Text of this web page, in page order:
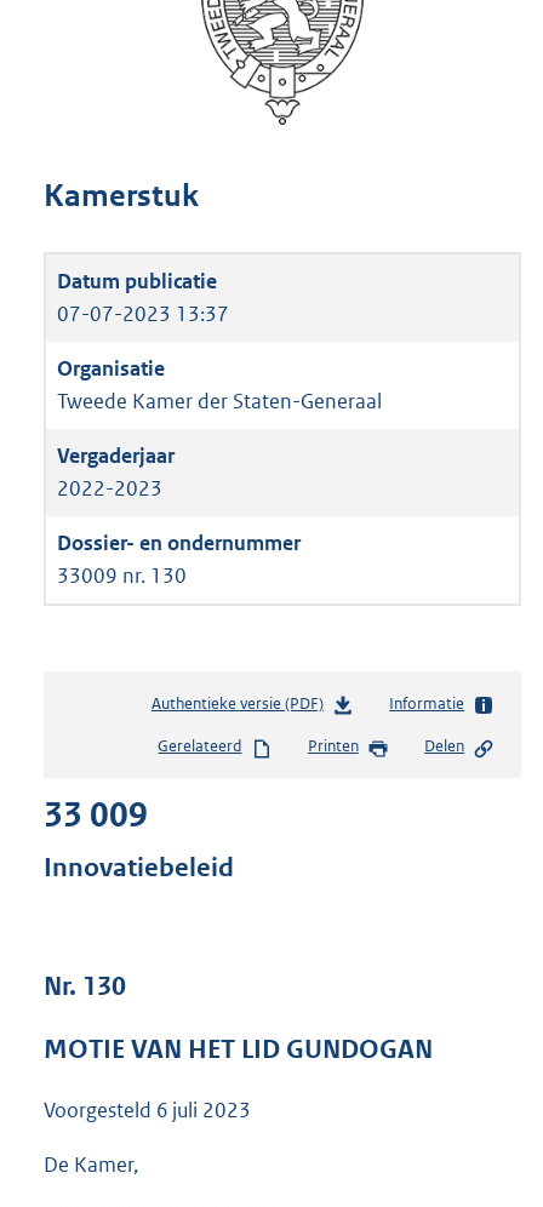
Kamerstuk
07-07-2023 13:37
Tweede Kamer der Staten-Generaal
2022-2023
33009 nr. 130
Authentieke versie (PDF)b
s
e
Informatie
Gerelateerd Printen Delen
33 009
Innovatiebeleid
Nr. 130
MOTIE VAN HET LID GUNDOGAN
Voorgesteld 6 juli 2023
De Kamer,